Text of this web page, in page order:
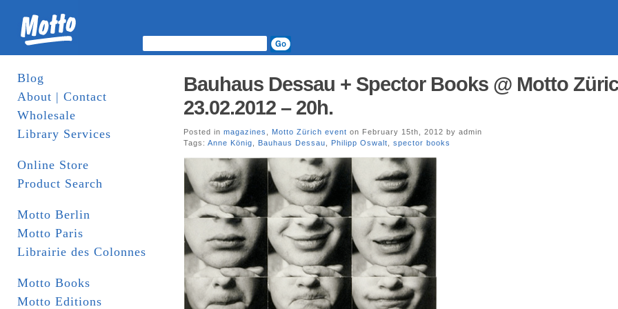
Blog
About | Contact
Wholesale
Library Services
Online Store
Product Search
Motto Berlin
Motto Paris
Librairie des Colonnes
Motto Books
Motto Editions
Bauhaus Dessau + Spector Books @ Motto
23.02.2012 – 20h.
Posted in magazines Motto Zürich event on February 15th, 2012 by admin
Tags: Anne König Bauhaus Dessau Philipp Oswalt spector books